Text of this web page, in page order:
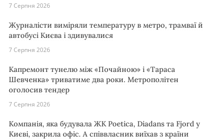
7 Серпня 2026
Журналісти виміряли температуру в метро, трамваї й
автобусі Києва і здивувалися
7 Серпня 2026
Капремонт тунелю між «Почайною» і «Тараса
Шевченка» триватиме два роки. Метрополітен
оголосив тендер
7 Серпня 2026
Компанія, яка будувала ЖК Poetica, Diadans та Fjord у
Києві, закрила офіс. А співвласник виїхав з країни